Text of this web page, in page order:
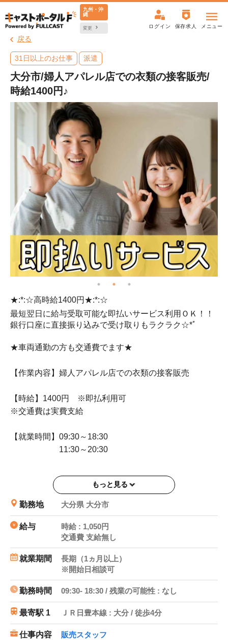
九州・沖
縄
変更 ログイン 保存求人 メニュー
戻る
31日以上のお仕事 派遣
大分市/婦人アパレル店での衣類の接客販売/
時給1400円♪
★:*:☆高時給1400円★:*:☆
最短翌日に給与受取可能な即払いサービス利用ＯＫ！！
銀行口座に直接振り込みで受け取りもラクラク☆*ﾟ
★車両通勤の方も交通費でます★
【作業内容】婦人アパレル店での衣類の接客販売
【時給】1400円 ※即払利用可
※交通費は実費支給
【就業時間】09:30～18:30
11:30～20:30
【就業期間】長期
=============================================
※日付はモデルケースです
◆基本月収例◆時給1050×5ｈ×22日＝月収11万5500円
【検索ワード】
気 大分市
短期 バイト 履歴書不要 即日 未経験 1ヵ月 車通
勤
もっと見る
勤務地 大分県 大分市
給与
時給 : 1,050円
交通費 支給無し
就業期間
長期（1ヵ月以上）
※開始日相談可
勤務時間 09:30- 18:30 / 残業の可能性 : なし
最寄駅 1 ＪＲ日豊本線 : 大分 / 徒歩4分
仕事内容 販売スタッフ